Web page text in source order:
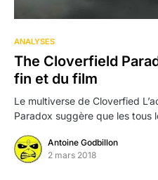
ANALYSES
The Cloverfield
fin et du film
Le multiverse de Cloverfied
Paradox suggère que les tous
Antoine Godbillon
2 mars 2018